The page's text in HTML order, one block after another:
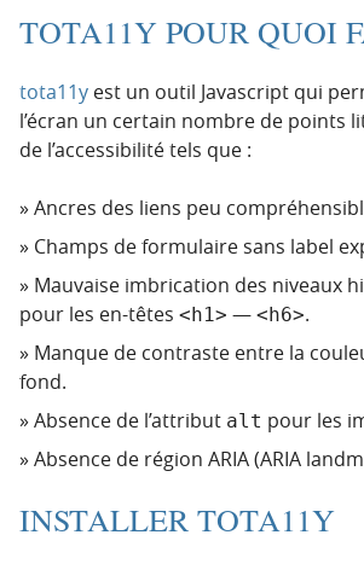
TOTA11Y POUR QUOI
tota11y est un outil Javascript qui
l’écran un certain nombre de points
de l’accessibilité tels que :
Ancres des liens peu
Champs de formulaire sans label
Mauvaise imbrication des niveaux
pour les en-têtes <h1> — <h6>.
Manque de contraste entre la
fond.
Absence de l’attribut alt pour les
Absence de région ARIA (ARIA
INSTALLER TOTA11Y